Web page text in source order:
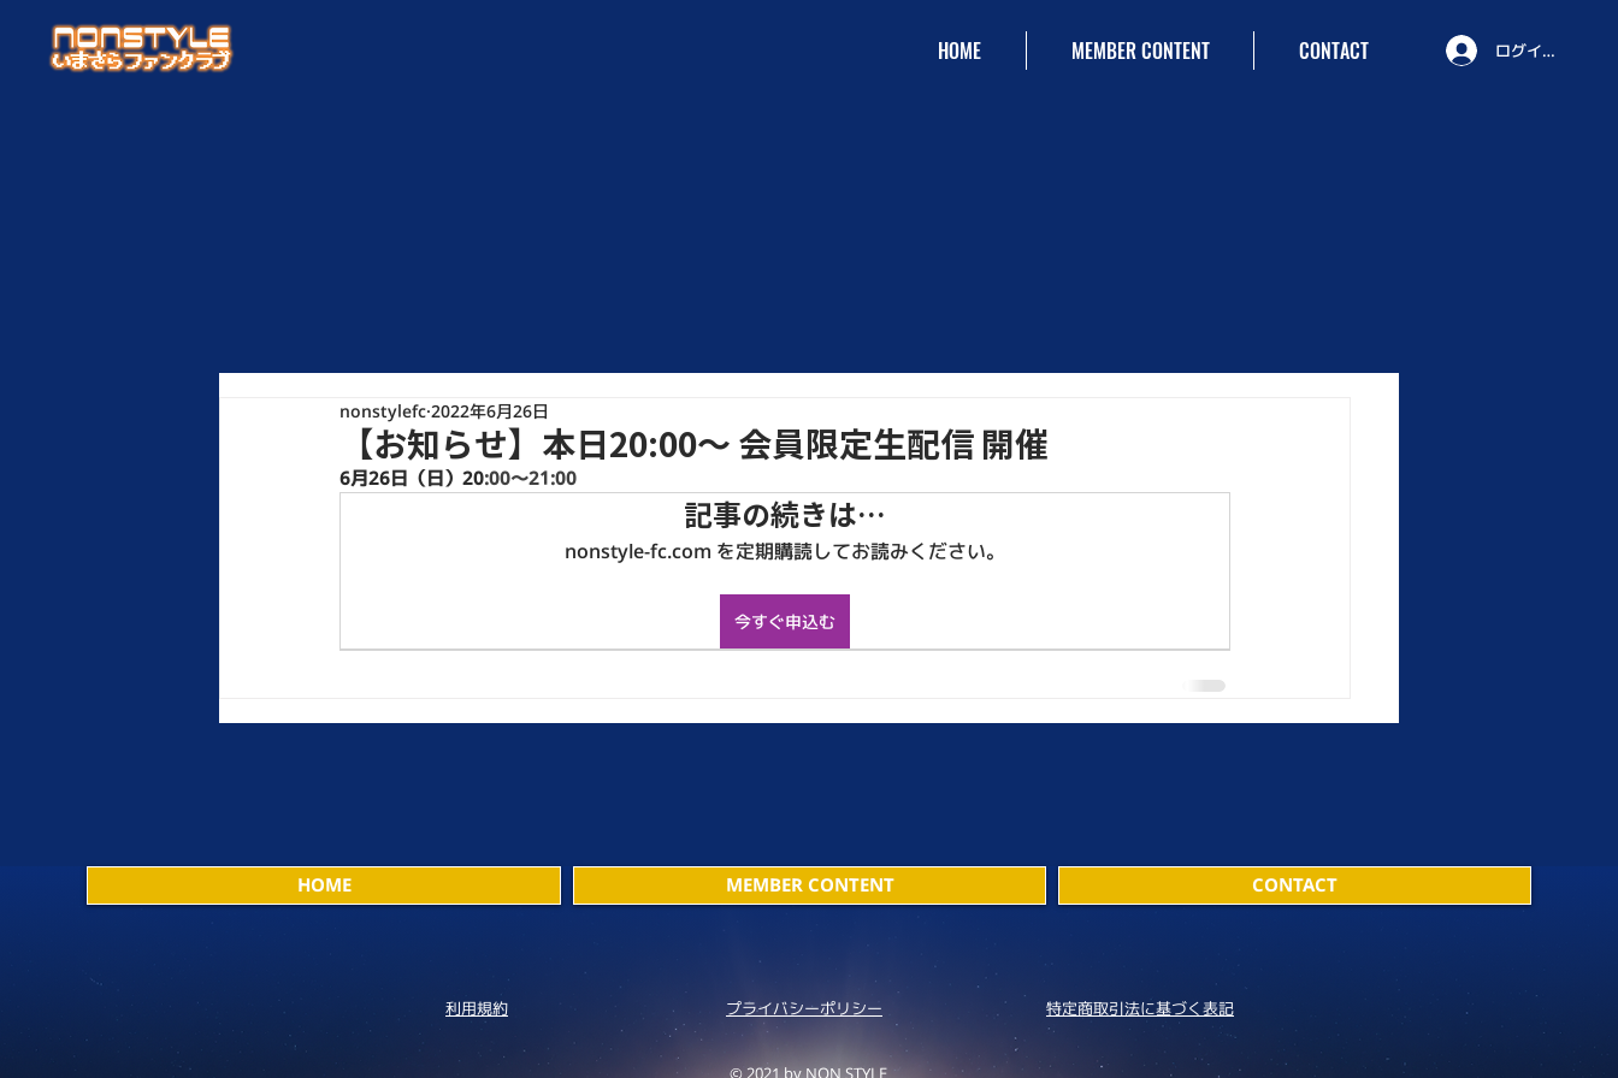
HOME MEMBER CONTENT CONTACT ログイン
【お知らせ】本日20:00〜 会員限定生配信 開催
nonstylefc 2022年6月26日
6月26日（日）20:00〜21:00
記事の続きは…
nonstyle-fc.com を定期購読してお読みください。
今すぐ申込む
HOME MEMBER CONTENT CONTACT
利用規約 プライバシーポリシー 特定商取引法に基づく表記
© 2021 by NON STYLE